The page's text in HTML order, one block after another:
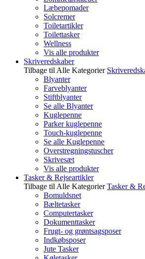
Læbepomader
Solcremer
Toiletartikler
Toilettasker
Wellness
Vis alle produkter
Skriveredskaber
Tilbage til Alle Kategorier
Blyanter
Farveblyanter
Stiftblyanter
Se alle Blyanter
Kuglepenne
Parker kuglepenne
Touch-kuglepenne
Se alle Kuglepenne
Overstregningstuscher
Skrivesæt
Vis alle produkter
Tasker & Rejseartikler
Tilbage til Alle Kategorier Tasker &
Bomuldsnet
Bæltetasker
Computertasker
Dokumenttasker
Frugt- og grøntsagsposer
Indkøbsposer
Jute Tasker